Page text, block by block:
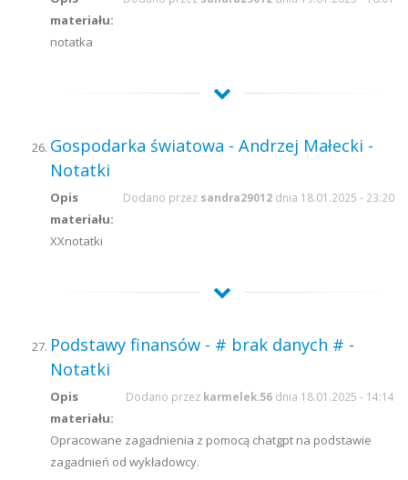
materiału:
notatka
Gospodarka światowa - Andrzej Małecki -
Notatki
Dodano przez sandra29012 dnia 18.01.2025 - 23:20
Opis
materiału:
XXnotatki
Podstawy finansów - # brak danych # -
Notatki
Dodano przez karmelek.56 dnia 18.01.2025 - 14:14
Opis
materiału:
Opracowane zagadnienia z pomocą chatgpt na podstawie
zagadnień od wykładowcy.